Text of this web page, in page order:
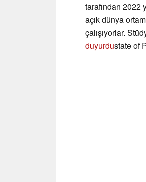
tarafından 2022
açık dünya
çalışıyorlar.
duyurdustate of